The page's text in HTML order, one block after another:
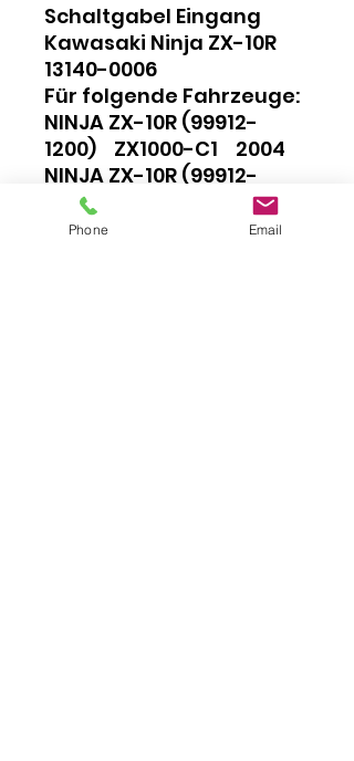
Schaltgabel Eingang
Kawasaki Ninja ZX-10R
13140-0006
Für folgende Fahrzeuge:
NINJA ZX-10R (99912-
1200) ZX1000-C1 2004
NINJA ZX-10R (99912-
1201) ZX1000-C1H 2004
NINJA ZX-10R (99912-
Phone Email